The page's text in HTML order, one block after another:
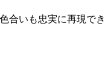
いも忠実に再現で